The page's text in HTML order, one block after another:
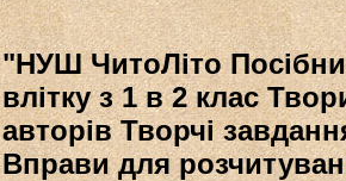
"НУШ ЧитоЛіто
влітку з 1 в 2 клас
авторів Творчі
Вправи для